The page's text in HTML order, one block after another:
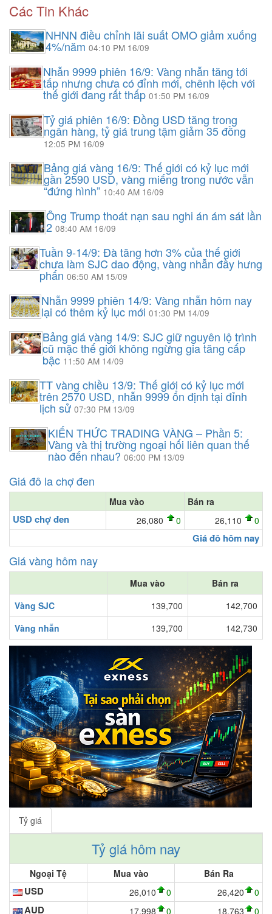
Các Tin Khác
NHNN điều chỉnh lãi suất OMO giảm xuống
4%/năm04:10 PM 16/09
Nhẫn 9999 phiên 16/9: Vàng nhẫn tăng tới
tấp nhưng chưa có đỉnh mới, chênh lệch với
thế giới đang rất thấp01:50 PM 16/09
Tỷ giá phiên 16/9: Đồng USD tăng trong
ngân hàng, tỷ giá trung tậm giảm 35 đồng
12:05 PM 16/09
Bảng giá vàng 16/9: Thế giới có kỷ lục mới
gần 2590 USD, vàng miếng trong nước vẫn
“đứng hình” 10:40 AM 16/09
Ông Trump thoát nạn sau nghi án ám sát lần
2 08:40 AM 16/09
Tuần 9-14/9: Đà tăng hơn 3% của thế giới
chưa làm SJC dao động, vàng nhẫn đầy hưng
phấn 06:50 AM 15/09
Nhẫn 9999 phiên 14/9: Vàng nhẫn hôm nay
lại có thêm kỷ lục mới 01:30 PM 14/09
Bảng giá vàng 14/9: SJC giữ nguyên lộ trình
cũ mặc thế giới không ngừng gia tăng cấp
bậc 11:50 AM 14/09
TT vàng chiều 13/9: Thế giới có kỷ lục mới
trên 2570 USD, nhẫn 9999 ổn định tại đỉnh
lịch sử07:30 PM 13/09
KIẾN THỨC TRADING VÀNG – Phần 5:
Vàng và thị trường ngoại hối liên quan thế
nào đến nhau?06:00 PM 13/09
Giá đô la chợ đen
Mua vào Bán ra
USD chợ đen 26,080 0 26,110 0
Giá đô hôm nay
Giá vàng hôm nay
Mua vào
Bán ra
Vàng SJC
139,700
142,700
Vàng nhẫn
139,700 142,730
Tỷ giá
Tỷ giá hôm nay
Ngoại Tệ Mua vào Bán Ra
USD 26,010 0 26,420 0
AUD 17,998 0 18,763 0